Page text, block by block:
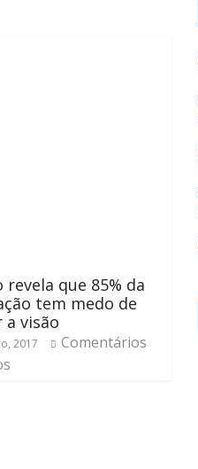
revela que 85% da
tem medo de
a visão
2017
Comentários